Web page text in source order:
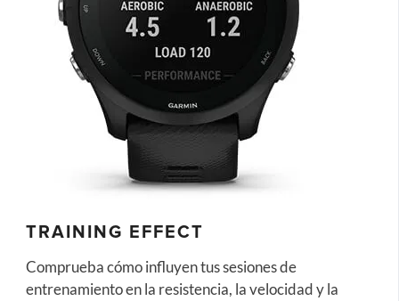
TRAINING EFFECT
Comprueba cómo influyen tus sesiones de
entrenamiento en la resistencia, la velocidad y la